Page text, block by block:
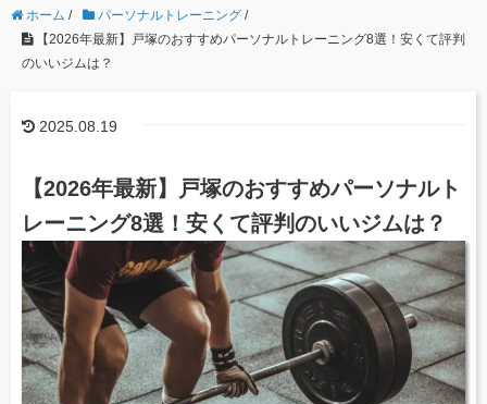
ホーム / パーソナルトレーニング /
【2026年最新】戸塚のおすすめパーソナルトレーニング8選！安くて評判
のいいジムは？
2025.08.19
【2026年最新】戸塚のおすすめパーソナルト
レーニング8選！安くて評判のいいジムは？